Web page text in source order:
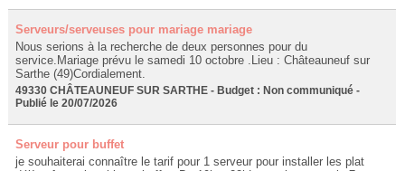
Serveurs/serveuses pour mariage mariage
Nous serions à la recherche de deux personnes pour du
service.Mariage prévu le samedi 10 octobre .Lieu : Châteauneuf sur
Sarthe (49)Cordialement.
49330 CHÂTEAUNEUF SUR SARTHE - Budget : Non communiqué -
Publié le 20/07/2026
Serveur pour buffet
je souhaiterai connaître le tarif pour 1 serveur pour installer les plat